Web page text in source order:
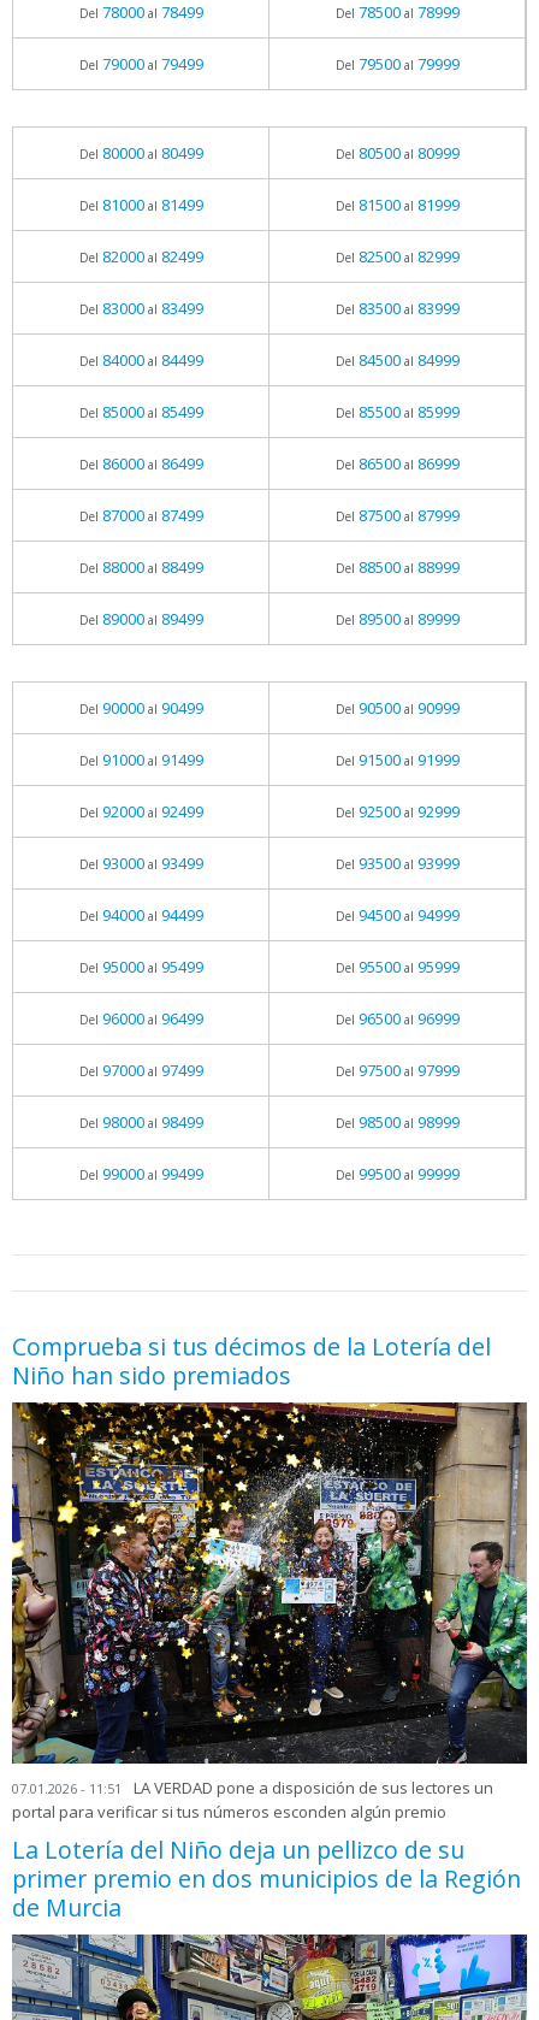
Del 78000al 78499 Del 78500al 78999
Del 79000al 79499 Del 79500al 79999
Del 80000al 80499 Del 80500al 80999
Del 81000al 81499 Del 81500al 81999
Del 82000al 82499 Del 82500al 82999
Del 83000al 83499 Del 83500al 83999
Del 84000al 84499 Del 84500al 84999
Del 85000al 85499 Del 85500al 85999
Del 86000al 86499 Del 86500al 86999
Del 87000al 87499 Del 87500al 87999
Del 88000al 88499 Del 88500al 88999
Del 89000al 89499 Del 89500al 89999
Del 90000al 90499 Del 90500al 90999
Del 91000al 91499 Del 91500al 91999
Del 92000al 92499 Del 92500al 92999
Del 93000al 93499 Del 93500al 93999
Del 94000al 94499 Del 94500al 94999
Del 95000al 95499 Del 95500al 95999
Del 96000al 96499 Del 96500al 96999
Del 97000al 97499 Del 97500al 97999
Del 98000al 98499 Del 98500al 98999
Del 99000al 99499 Del 99500al 99999
Comprueba si tus décimos de la Lotería del
Niño han sido premiados
07.01.2026 - 11:51
LA VERDAD pone a disposición de sus lectores un
portal para verificar si tus números esconden algún premio
La Lotería del Niño deja un pellizco de su
primer premio en dos municipios de la Región
de Murcia